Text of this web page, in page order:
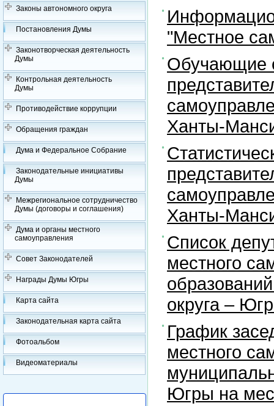
Законы автономного округа
Постановления Думы
Законотворческая деятельность
Думы
Контрольная деятельность
Думы
Противодействие коррупции
Обращения граждан
Дума и Федеральное Собрание
Законодательные инициативы
Думы
Межрегиональное сотрудничество
Думы (договоры и соглашения)
Дума и органы местного
самоуправления
Совет Законодателей
Награды Думы Югры
Карта сайта
Законодательная карта сайта
Фотоальбом
Видеоматериалы
"Местное
Обучающие
Ханты-
Ханты-
Список
местного
округа –
График
местного
Югры на